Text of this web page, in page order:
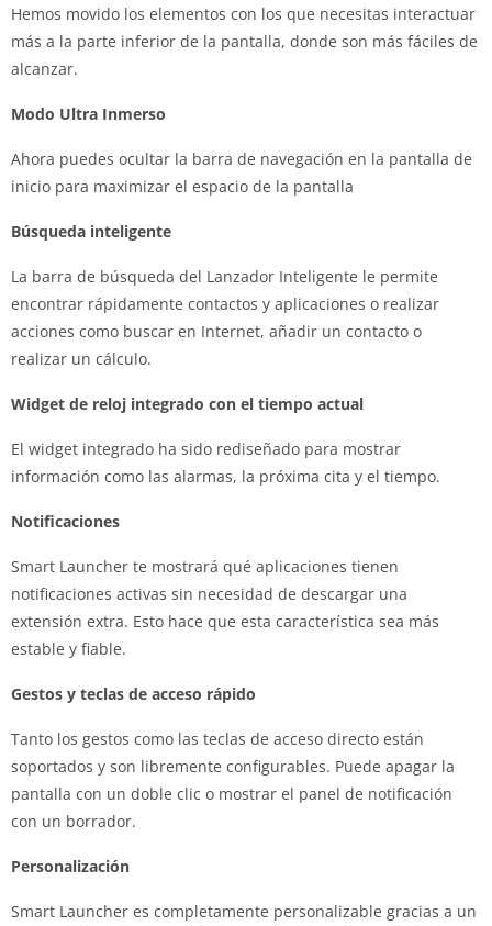
Hemos movido los elementos con los que necesitas interactuar
más a la parte inferior de la pantalla, donde son más fáciles de
alcanzar.
Modo Ultra Inmerso
Ahora puedes ocultar la barra de navegación en la pantalla de
inicio para maximizar el espacio de la pantalla
Búsqueda inteligente
La barra de búsqueda del Lanzador Inteligente le permite
encontrar rápidamente contactos y aplicaciones o realizar
acciones como buscar en Internet, añadir un contacto o
realizar un cálculo.
Widget de reloj integrado con el tiempo actual
El widget integrado ha sido rediseñado para mostrar
información como las alarmas, la próxima cita y el tiempo.
Notificaciones
Smart Launcher te mostrará qué aplicaciones tienen
notificaciones activas sin necesidad de descargar una
extensión extra. Esto hace que esta característica sea más
estable y fiable.
Gestos y teclas de acceso rápido
Tanto los gestos como las teclas de acceso directo están
soportados y son libremente configurables. Puede apagar la
pantalla con un doble clic o mostrar el panel de notificación
con un borrador.
Personalización
Smart Launcher es completamente personalizable gracias a un